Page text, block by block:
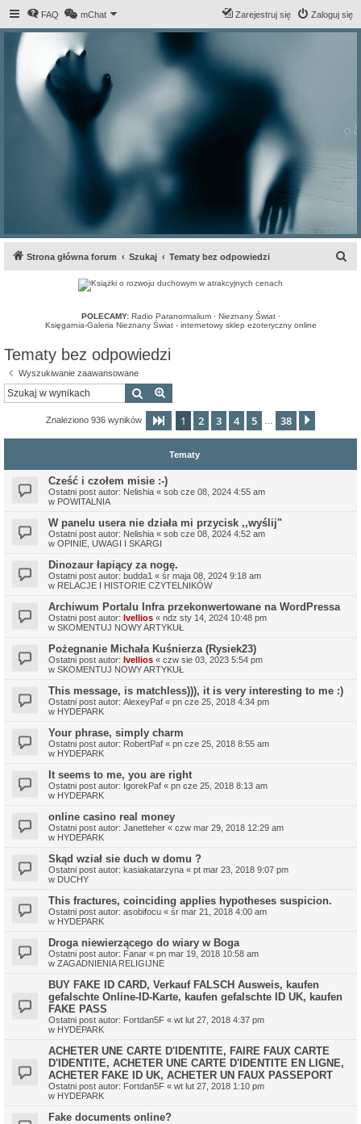
FAQ mChat Zaloguj się
Zarejestruj się
Strona główna forum Szukaj Tematy bez odpowiedzi
POLECAMY: Radio Paranormalium· Nieznany Świat·
Księgarnia-Galeria Nieznany Świat - internetowy sklep ezoteryczny online
Tematy bez odpowiedzi
Wyszukiwanie zaawansowane
Szukaj
Znaleziono 936 wyników Strona z38
1 2 3 4 5 38
Tematy
Cześć i czołem misie :-)
Ostatni post autor: Nelishia « sob cze 08, 2024 4:55 am
w POWITALNIA
W panelu usera nie działa mi przycisk ,,wyślij"
Ostatni post autor: Nelishia « sob cze 08, 2024 4:52 am
w OPINIE, UWAGI I SKARGI
Dinozaur łapiący za nogę.
Ostatni post autor: budda1 « śr maja 08, 2024 9:18 am
w RELACJE I HISTORIE CZYTELNIKÓW
Archiwum Portalu Infra przekonwertowane na WordPressa
Ostatni post autor: Ivellios « ndz sty 14, 2024 10:48 pm
w SKOMENTUJ NOWY ARTYKUŁ
Pożegnanie Michała Kuśnierza (Rysiek23)
Ostatni post autor: Ivellios « czw sie 03, 2023 5:54 pm
w SKOMENTUJ NOWY ARTYKUŁ
This message, is matchless))), it is very interesting to me :)
Ostatni post autor: AlexeyPaf « pn cze 25, 2018 4:34 pm
w HYDEPARK
Your phrase, simply charm
Ostatni post autor: RobertPaf « pn cze 25, 2018 8:55 am
w HYDEPARK
It seems to me, you are right
Ostatni post autor: IgorekPaf « pn cze 25, 2018 8:13 am
w HYDEPARK
online casino real money
Ostatni post autor: Janetteher « czw mar 29, 2018 12:29 am
w HYDEPARK
Skąd wział sie duch w domu ?
Ostatni post autor: kasiakatarzyna « pt mar 23, 2018 9:07 pm
w DUCHY
This fractures, coinciding applies hypotheses suspicion.
Ostatni post autor: asobifocu « śr mar 21, 2018 4:00 am
w HYDEPARK
Droga niewierzącego do wiary w Boga
Ostatni post autor: Fanar « pn mar 19, 2018 10:58 am
w ZAGADNIENIA RELIGIJNE
BUY FAKE ID CARD, Verkauf FALSCH Ausweis, kaufen
gefalschte Online-ID-Karte, kaufen gefalschte ID UK, kaufen
FAKE PASS
Ostatni post autor: Fortdan5F « wt lut 27, 2018 4:37 pm
w HYDEPARK
ACHETER UNE CARTE D'IDENTITE, FAIRE FAUX CARTE
D'IDENTITE, ACHETER UNE CARTE D'IDENTITE EN LIGNE,
ACHETER FAKE ID UK, ACHETER UN FAUX PASSEPORT
Ostatni post autor: Fortdan5F « wt lut 27, 2018 1:10 pm
w HYDEPARK
Fake documents online?